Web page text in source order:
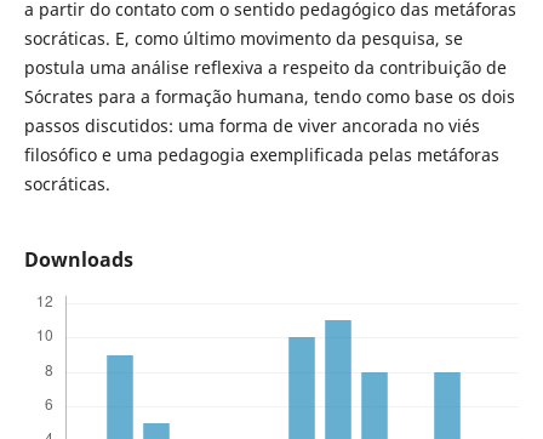
a partir do contato com o sentido pedagógico das metáforas
socráticas. E, como último movimento da pesquisa, se
postula uma análise reflexiva a respeito da contribuição de
Sócrates para a formação humana, tendo como base os dois
passos discutidos: uma forma de viver ancorada no viés
filosófico e uma pedagogia exemplificada pelas metáforas
socráticas.
Downloads